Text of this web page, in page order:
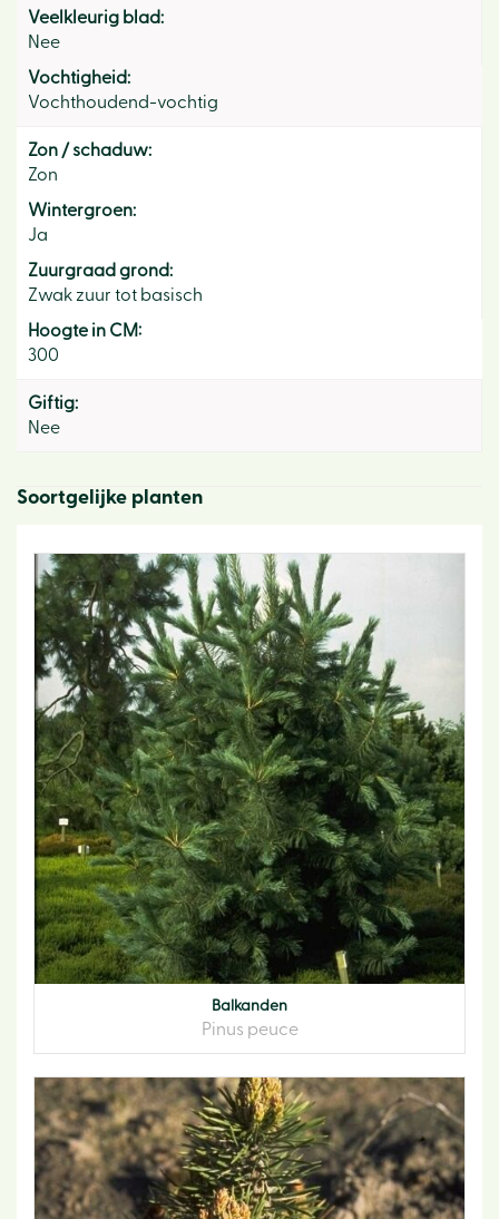
Veelkleurig blad:
Nee
Vochtigheid:
Vochthoudend-vochtig
Zon / schaduw:
Zon
Wintergroen:
Ja
Zuurgraad grond:
Zwak zuur tot basisch
Hoogte in CM:
300
Giftig:
Nee
Soortgelijke planten
Balkanden
Pinus peuce